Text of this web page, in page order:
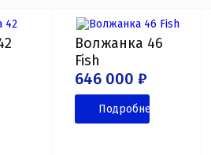
Волжанка 46
Fish
646 000 ₽
Подробнее